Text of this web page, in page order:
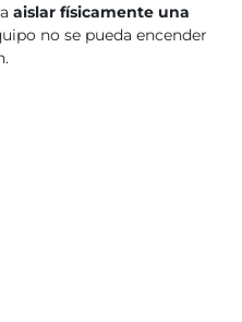
aislar físicamente una
no se pueda encender